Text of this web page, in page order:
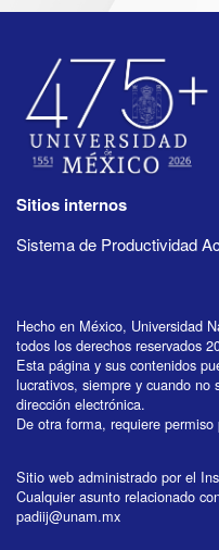
Sitios internos
Sistema de Productividad
Hecho en México, Universidad
todos los derechos reservados
Esta página y sus contenidos
lucrativos, siempre y cuando
dirección electrónica.
De otra forma, requiere
Sitio web administrado por el
Cualquier asunto relacionado
padiij@unam.mx